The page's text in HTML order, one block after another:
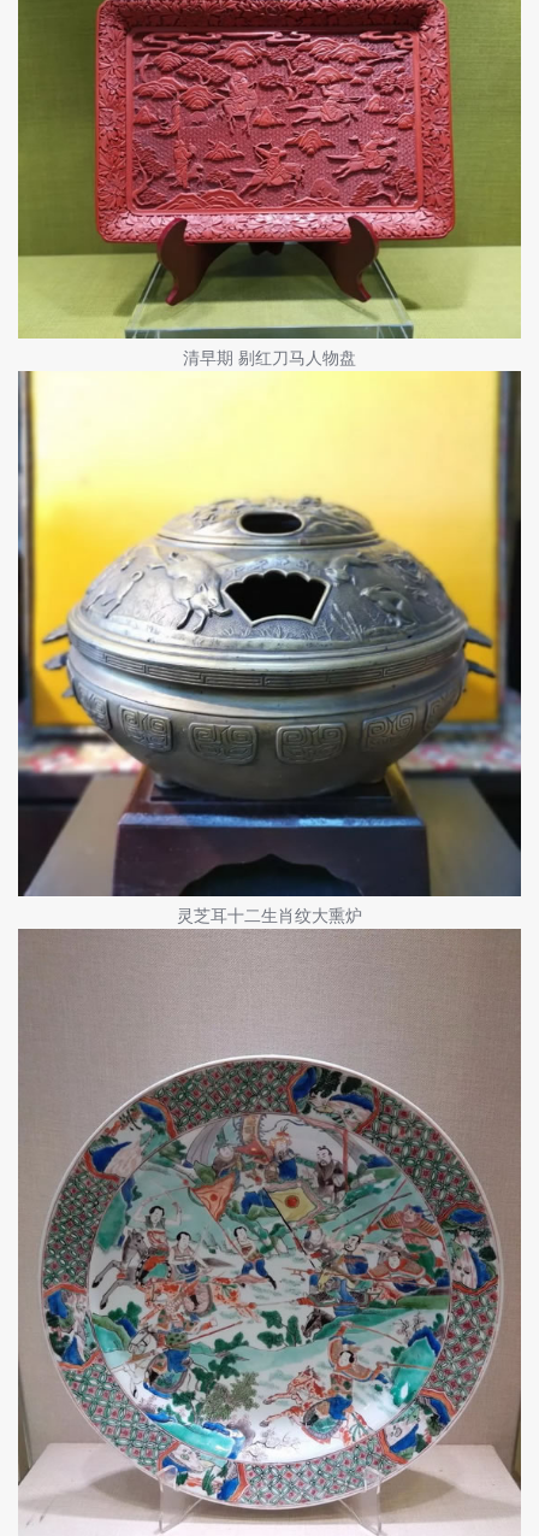
清早期 剔红刀马人物盘
灵芝耳十二生肖纹大熏炉